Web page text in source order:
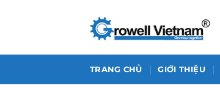
TRANG CHỦ GIỚI THIỆU